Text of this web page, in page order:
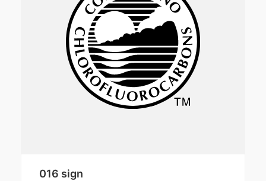
016 sign